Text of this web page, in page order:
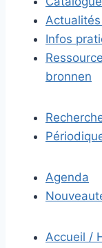
Infos
bronnen
Agenda
Accueil /